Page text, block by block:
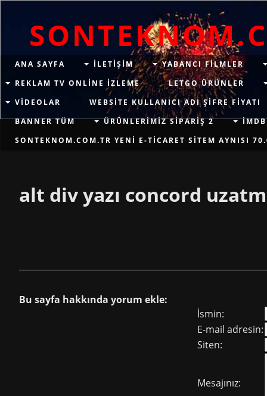
ANA SAYFA ILETIŞIM
YABANCI FILMLER
REKLAM TV ONLINE IZLEME
LETGO ÜRÜNLER
VIDEOLAR
WEBSITE KULLANICI ADI ŞIFRE FIYATI
BANNER TÜM
ÜRÜNLERIMIZ SIPARIŞ 2
SONTEKNOM.COM.TR YENI E-TICARET SITEM AYNISI
alt div yazı concord
Bu sayfa hakkında yorum ekle:
İsmin:
E-mail adresin:
Siten:
Mesajınız: